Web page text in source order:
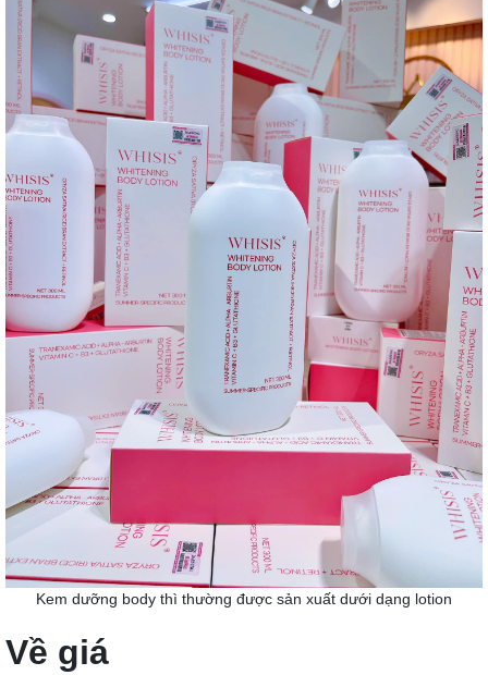
Kem dưỡng body thì thường được sản xuất dưới dạng lotion
Về giá